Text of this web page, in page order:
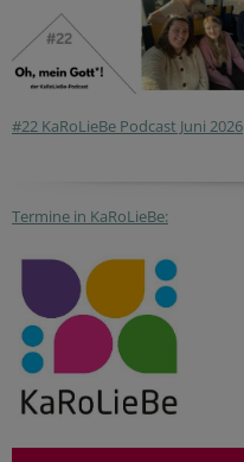
#22 KaRoLieBe Podcast Juni 2026
Termine in KaRoLieBe: